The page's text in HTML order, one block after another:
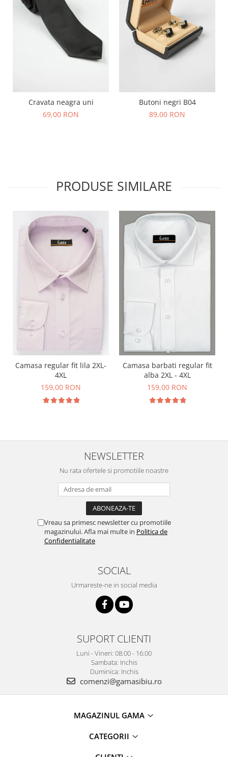
Cravata neagra uni
69,00 RON
Butoni negri B04
89,00 RON
PRODUSE SIMILARE
Camasa regular fit lila 2XL-
4XL
159,00 RON
Camasa barbati regular fit
alba 2XL - 4XL
159,00 RON
NEWSLETTER
Nu rata ofertele si promotiile noastre
Vreau sa primesc newsletter cu promotiile
magazinului. Afla mai multe in Politica de
Confidentialitate
SOCIAL
Urmareste-ne in social media
SUPORT CLIENTI
Luni - Vineri: 08:00 - 16:00
Sambata: Inchis
Duminica: Inchis
comenzi@gamasibiu.ro
MAGAZINUL GAMA
CATEGORII